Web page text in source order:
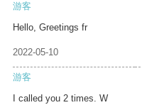
游客
Hello, Greetings fr
2022-05-10
游客
I called you 2 times. W